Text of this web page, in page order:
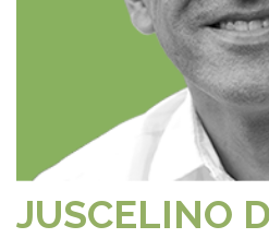
JUSCELINO